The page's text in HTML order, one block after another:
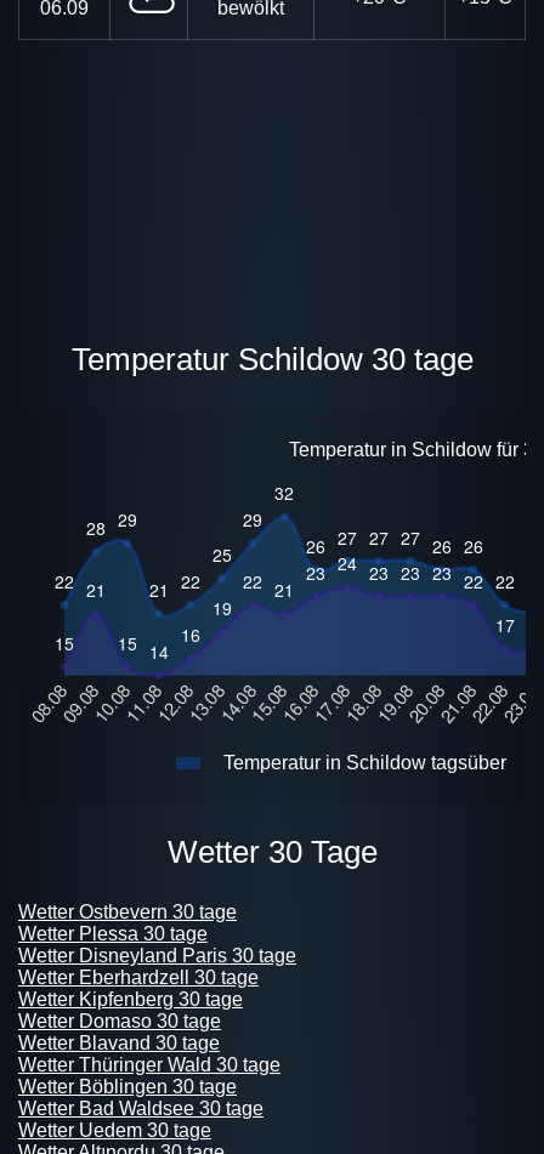
06.09
bewölkt
Temperatur Schildow 30 tage
Temperatur in Schildow für
Temperatur in Schildow tagsüber
Wetter 30 Tage
Wetter Ostbevern 30 tage
Wetter Plessa 30 tage
Wetter Disneyland Paris 30 tage
Wetter Eberhardzell 30 tage
Wetter Kipfenberg 30 tage
Wetter Domaso 30 tage
Wetter Blavand 30 tage
Wetter Thüringer Wald 30 tage
Wetter Böblingen 30 tage
Wetter Bad Waldsee 30 tage
Wetter Uedem 30 tage